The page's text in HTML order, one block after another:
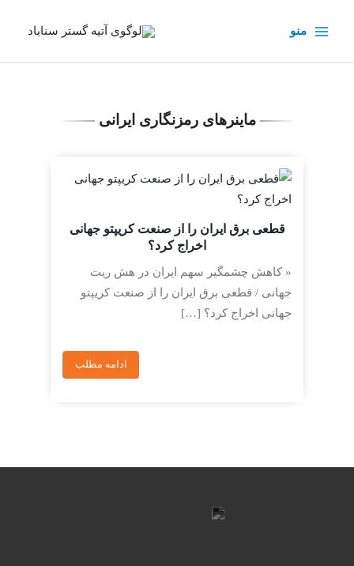
منو
ماینرهای رمزنگاری ایرانی
قطعی برق ایران را از صنعت کریپتو جهانی
اخراج کرد؟
« کاهش چشمگیر سهم ایران در هش ریت
جهانی / قطعی برق ایران را از صنعت کریپتو
جهانی اخراج کرد؟ […]
ادامه مطلب